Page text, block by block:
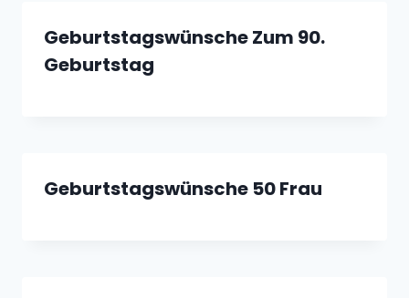
Geburtstagswünsche Zum 90.
Geburtstag
Geburtstagswünsche 50 Frau